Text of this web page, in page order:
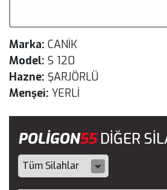
Marka: CANİK
Model: S 120
Hazne: ŞARJÖRLÜ
Menşei: YERLİ
POLİGON55DİĞER